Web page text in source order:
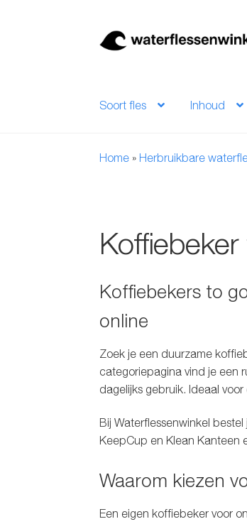
Ga
door
Ga
naar
Soort fles Inhoud
Home » Herbruikbare
Koffiebekers to
online
Zoek je een duurzame
categoriepagina vind je een
dagelijks gebruik. Ideaal
Bij Waterflessenwinkel
KeepCup en Klean Kanteen
Waarom kiezen
Een eigen koffiebeker voor